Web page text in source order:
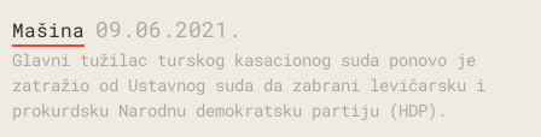
Mašina 09.06.2021.
Glavni tužilac turskog kasacionog suda ponovo je
zatražio od Ustavnog suda da zabrani levičarsku i
prokurdsku Narodnu demokratsku partiju (HDP).